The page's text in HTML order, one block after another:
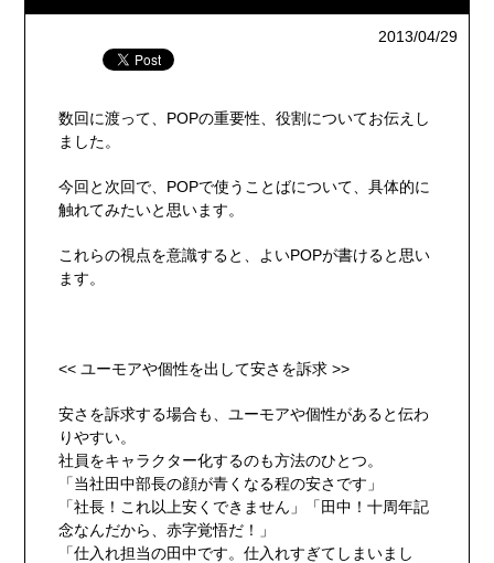
2013/04/29
数回に渡って、POPの重要性、役割についてお伝えし
ました。
今回と次回で、POPで使うことばについて、具体的に
触れてみたいと思います。
これらの視点を意識すると、よいPOPが書けると思い
ます。
<< ユーモアや個性を出して安さを訴求 >>
安さを訴求する場合も、ユーモアや個性があると伝わ
りやすい。
社員をキャラクター化するのも方法のひとつ。
「当社田中部長の顔が青くなる程の安さです」
「社長！これ以上安くできません」「田中！十周年記
念なんだから、赤字覚悟だ！」
「仕入れ担当の田中です。仕入れすぎてしまいまし